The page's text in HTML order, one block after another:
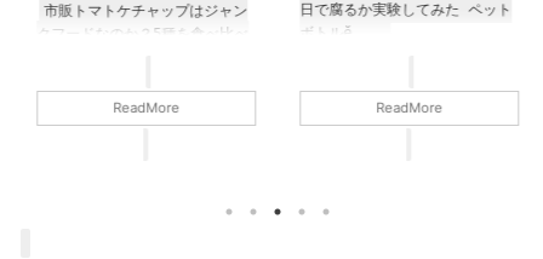
市販トマトケチャップはジャン
クフードなのか？5種を食べ比べ
ReadMore
日で腐るか実験してみた ペット
ボトルӗ ...
ReadMore